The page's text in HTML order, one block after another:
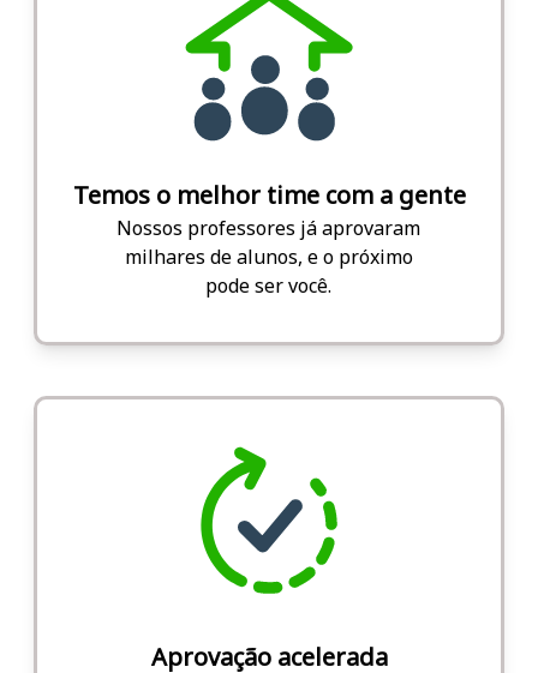
Temos o melhor time com a gente
Nossos professores já aprovaram
milhares de alunos, e o próximo
pode ser você.
Aprovação acelerada